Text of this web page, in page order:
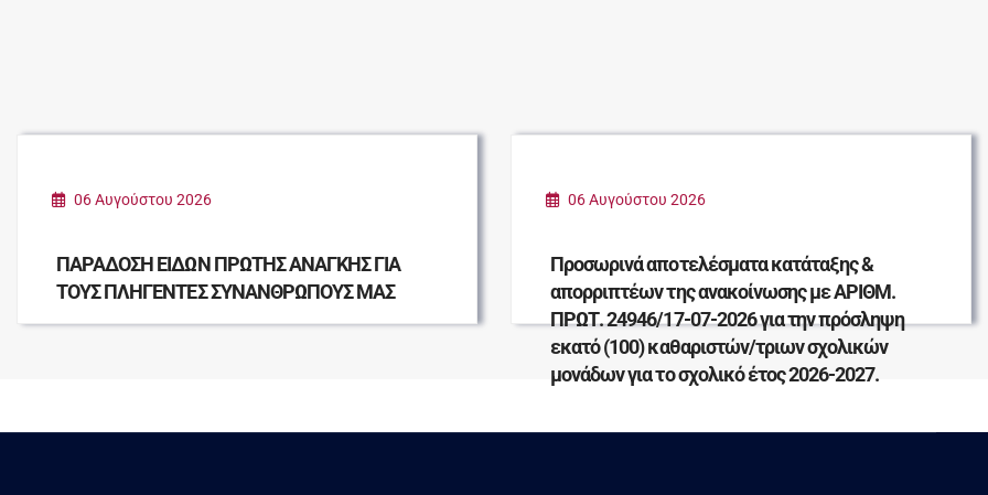
06 Αυγούστου 2026
ΠΑΡΑΔΟΣΗ ΕΙΔΩΝ ΠΡΩΤΗΣ ΑΝΑΓΚΗΣ ΓΙΑ
ΤΟΥΣ ΠΛΗΓΕΝΤΕΣ ΣΥΝΑΝΘΡΩΠΟΥΣ ΜΑΣ
06 Αυγούστου 2026
Προσωρινά αποτελέσματα κατάταξης &
απορριπτέων της ανακοίνωσης με ΑΡΙΘΜ.
ΠΡΩΤ. 24946/17-07-2026 για την πρόσληψη
εκατό (100) καθαριστών/τριων σχολικών
μονάδων για το σχολικό έτος 2026-2027.